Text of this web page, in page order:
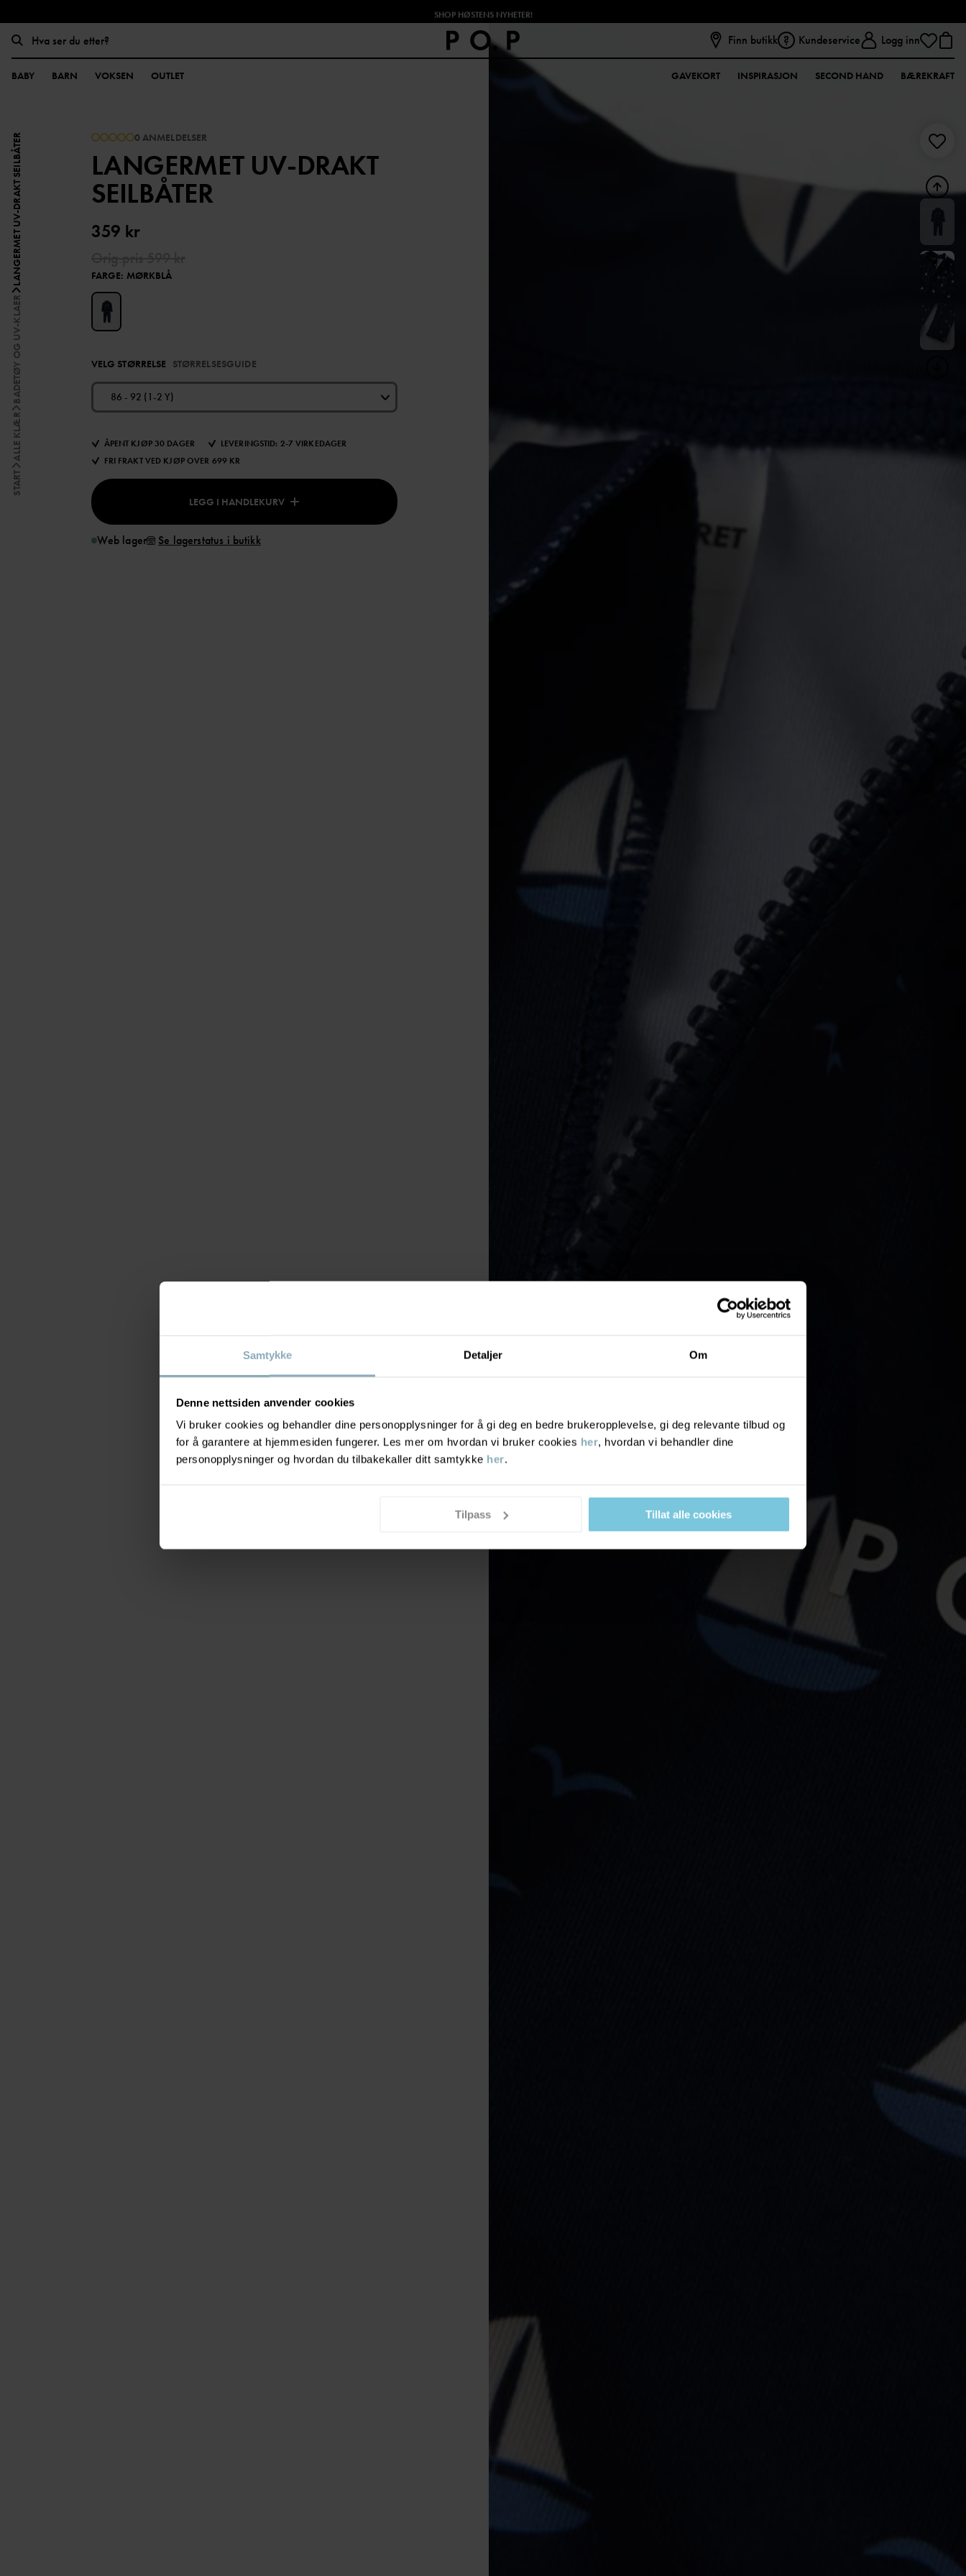
Samtykke Detaljer Om
Denne nettsiden anvender cookies
Vi bruker cookies og behandler dine personopplysninger for å gi deg en bedre brukeropplevelse, gi deg relevante tilbud og
for å garantere at hjemmesiden fungerer. Les mer om hvordan vi bruker cookies her, hvordan vi behandler dine
personopplysninger og hvordan du tilbakekaller ditt samtykke her.
Tilpass Tillat alle cookies
SHOP HØSTENS NYHETER!
Finn butikk Kundeservice Logg inn
BABY BARN VOKSEN OUTLET GAVEKORT INSPIRASJON SECOND HAND BÆREKRAFT
START
ALLE KLÆR
BADETØY OG UV-KLAER
LANGERMET UV-DRAKT SEILBÅTER 0 ANMELDELSER
LANGERMET UV-DRAKT
SEILBÅTER
359 kr
FARGE: MØRKBLÅ
VELG STØRRELSE STØRRELSESGUIDE
86 - 92 (1-2 Y)
ÅPENT KJØP 30 DAGER
LEVERINGSTID: 2-7 VIRKEDAGER
FRI FRAKT VED KJØP OVER 699 KR
LEGG I HANDLEKURV
Web lager Se lagerstatus i butikk